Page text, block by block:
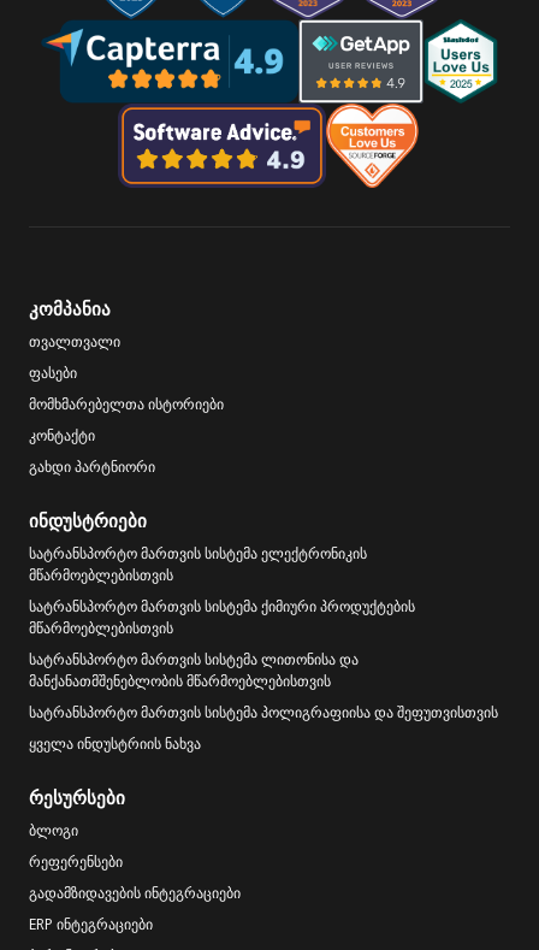
კომპანია
თვალთვალი
ფასები
მომხმარებელთა ისტორიები
კონტაქტი
გახდი პარტნიორი
ინდუსტრიები
სატრანსპორტო მართვის სისტემა ელექტრონიკის
მწარმოებლებისთვის
სატრანსპორტო მართვის სისტემა ქიმიური პროდუქტების
მწარმოებლებისთვის
სატრანსპორტო მართვის სისტემა ლითონისა და
მანქანათმშენებლობის მწარმოებლებისთვის
სატრანსპორტო მართვის სისტემა პოლიგრაფიისა და შეფუთვისთვის
ყველა ინდუსტრიის ნახვა
რესურსები
ბლოგი
რეფერენსები
გადამზიდავების ინტეგრაციები
ERP ინტეგრაციები